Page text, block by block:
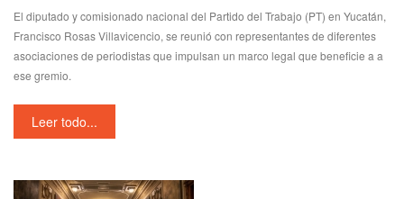
El diputado y comisionado nacional del Partido del Trabajo (PT) en Yucatán,
Francisco Rosas Villavicencio, se reunió con representantes de diferentes
asociaciones de periodistas que impulsan un marco legal que beneficie a a
ese gremio.
Leer todo...